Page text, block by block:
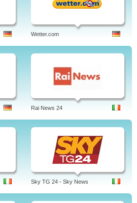
Wetter.com
Rai News 24
Sky TG 24 - Sky News